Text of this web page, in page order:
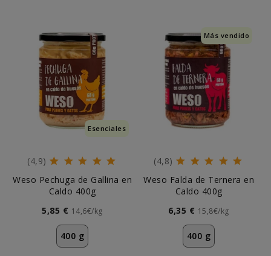
Esenciales
(4,9)
Weso Pechuga de Gallina en
Caldo 400g
5,85 € 14,6€/kg
400 g
Más vendido
(4,8)
Weso Falda de Ternera en
Caldo 400g
6,35 € 15,8€/kg
400 g